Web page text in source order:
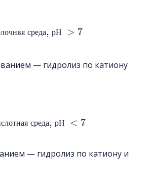
лочнвя среда, рН > 7
— гидролиз по катиону
слотная среда, рН < 7
— гидролиз по катиону и